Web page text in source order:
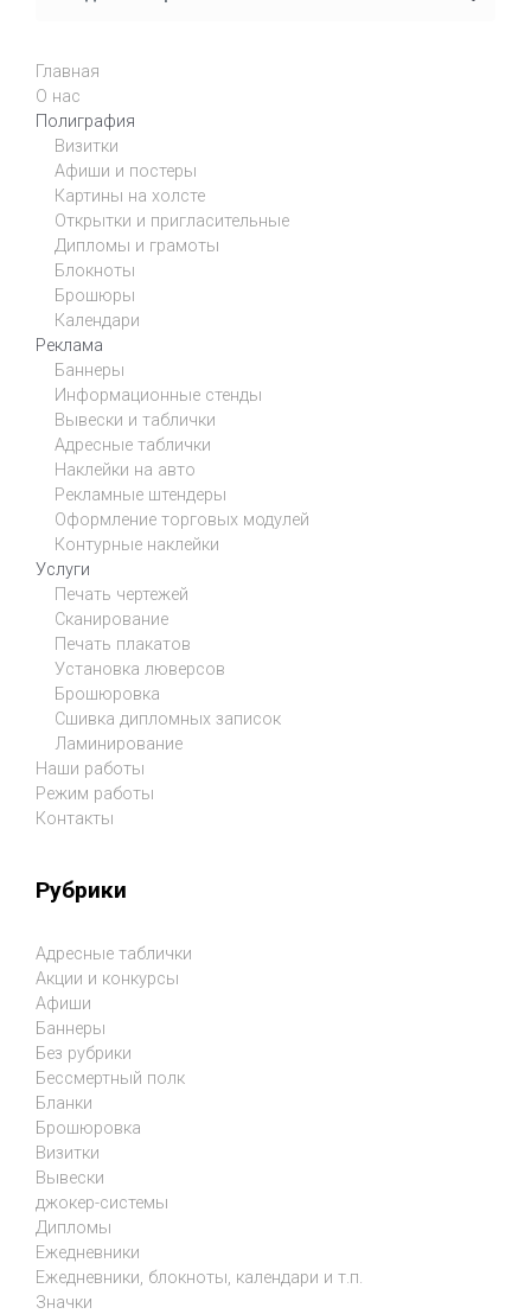
Главная
О нас
Полиграфия
Визитки
Афиши и постеры
Картины на холсте
Открытки и пригласительные
Дипломы и грамоты
Блокноты
Брошюры
Календари
Реклама
Баннеры
Информационные стенды
Вывески и таблички
Адресные таблички
Наклейки на авто
Рекламные штендеры
Оформление торговых модулей
Контурные наклейки
Услуги
Печать чертежей
Сканирование
Печать плакатов
Установка люверсов
Брошюровка
Сшивка дипломных записок
Ламинирование
Наши работы
Режим работы
Контакты
Рубрики
Адресные таблички
Акции и конкурсы
Афиши
Баннеры
Без рубрики
Бессмертный полк
Бланки
Брошюровка
Визитки
Вывески
джокер-системы
Дипломы
Ежедневники
Ежедневники, блокноты, календари и т.п.
Значки